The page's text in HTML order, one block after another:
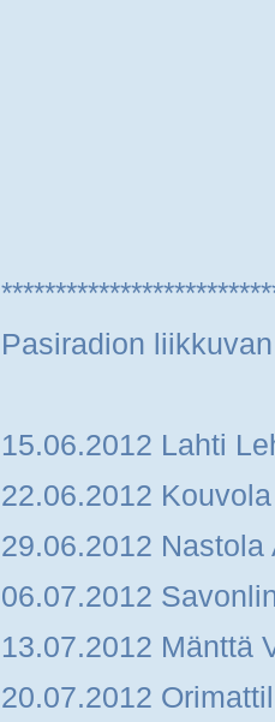
Pasiradion
15.06.2012 Lahti
22.06.2012
29.06.2012 Nastola
06.07.2012
13.07.2012 Mänttä
20.07.2012